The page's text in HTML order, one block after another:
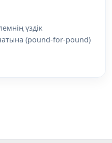
үздік
(pound-for-pound)